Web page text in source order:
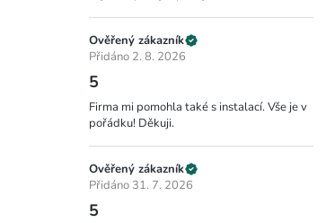
Ověřený zákazník
Přidáno 2. 8. 2026
5
Firma mi pomohla také s instalací. Vše je v
pořádku! Děkuji.
Ověřený zákazník
Přidáno 31. 7. 2026
5